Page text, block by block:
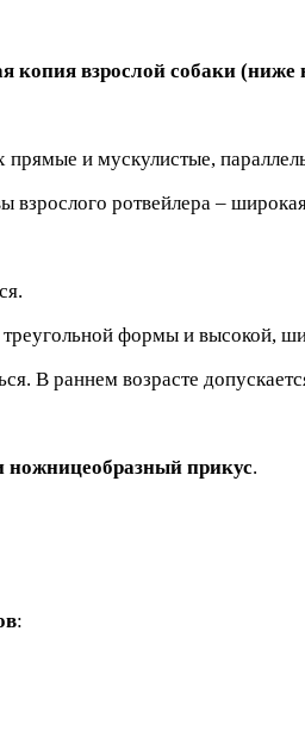
копия взрослой собаки (ниже
и мускулистые,
взрослого ротвейлера –
формы и высокой,
В раннем возрасте
ножницеобразный прикус.
: